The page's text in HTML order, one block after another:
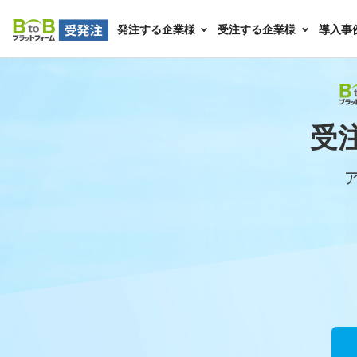
発注する企業様 受注する企業様 導入事
slideImg01
slideImg02
受